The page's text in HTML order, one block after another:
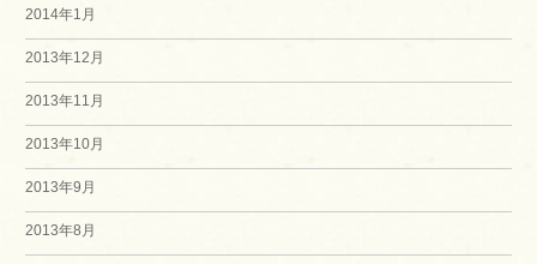
2014年1月
2013年12月
2013年11月
2013年10月
2013年9月
2013年8月